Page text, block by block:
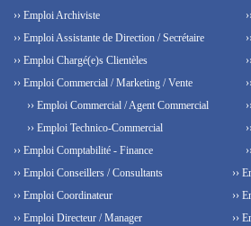
›› Emploi Archiviste
›› Emploi Assistante de Direction / Secrétaire
›› Emploi Chargé(e)s Clientèles
›› Emploi Commercial / Marketing / Vente
›› Emploi Commercial / Agent Commercial
›› Emploi Technico-Commercial
›› Emploi Comptabilité - Finance
›› Emploi Conseillers / Consultants
›› Emploi Coordinateur
›› Emploi Directeur / Manager
››
››
››